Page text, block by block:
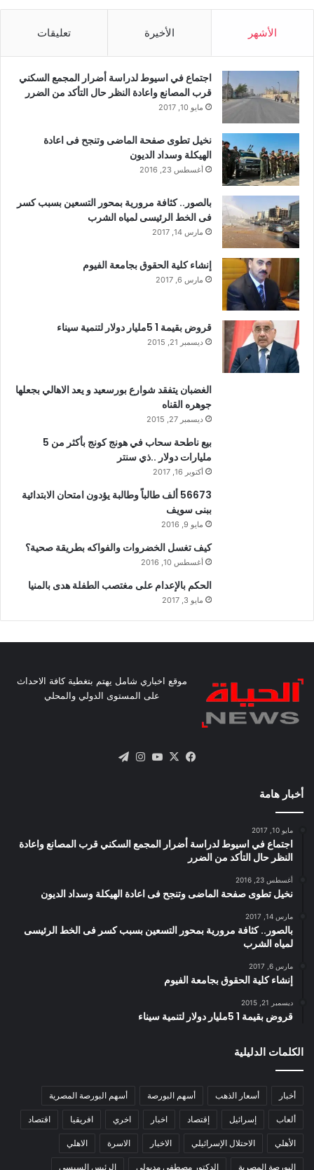
الأشهر الأخيرة تعليقات
اجتماع في اسيوط لدراسة أضرار المجمع السكني
قرب المصانع واعادة النظر حال التأكد من الضرر
مايو 10, 2017
نخيل تطوى صفحة الماضى وتنجح فى اعادة
الهيكلة وسداد الديون
أغسطس 23, 2016
بالصور.. كثافة مرورية بمحور التسعين بسبب كسر
فى الخط الرئيسى لمياه الشرب
مارس 14, 2017
إنشاء كلية الحقوق بجامعة الفيوم
مارس 6, 2017
قروض بقيمة 1 5مليار دولار لتنمية سيناء
ديسمبر 21, 2015
الغضبان يتفقد شوارع بورسعيد و يعد الاهالي بجعلها
جوهره القناه
ديسمبر 27, 2015
بيع ناطحة سحاب في هونج كونج بأكثر من 5
مليارات دولار ..ذي سنتر
أكتوبر 16, 2017
56673 ألف طالباً وطالبة يؤدون امتحان الابتدائية
ببنى سويف
مايو 9, 2016
كيف تغسل الخضروات والفواكه بطريقة صحية؟
أغسطس 10, 2016
الحكم بالإعدام على مغتصب الطفلة هدى بالمنيا
مايو 3, 2017
موقع اخباري شامل يهتم بتغطية كافة الاحداث
على المستوى الدولي والمحلي
فيسبوك
X يوتيوبانستقرام
أخبار هامة
مايو 10, 2017
اجتماع في اسيوط لدراسة أضرار المجمع السكني قرب المصانع واعادة
النظر حال التأكد من الضرر
أغسطس 23, 2016
نخيل تطوى صفحة الماضى وتنجح فى اعادة الهيكلة وسداد الديون
مارس 14, 2017
بالصور.. كثافة مرورية بمحور التسعين بسبب كسر فى الخط الرئيسى
لمياه الشرب
مارس 6, 2017
إنشاء كلية الحقوق بجامعة الفيوم
ديسمبر 21, 2015
قروض بقيمة 1 5مليار دولار لتنمية سيناء
الكلمات الدليلية
أخبار أسعار الذهب أسهم البورصة أسهم البورصة المصرية
ألعاب إسرائيل إقتصاد اخبار اخري افريقيا اقتصاد
الأهلي الاحتلال الإسرائيلي الاخبار الاسرة الاهلي
البورصة المصرية الدكتور مصطفى مدبولى الرئيس السيسي